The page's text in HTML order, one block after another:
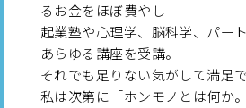
るお金をほぼ費やし
起業塾や心理学、脳科学、パー
あらゆる講座を受講。
それでも足りない気がして満足
私は次第に「ホンモノとは何か